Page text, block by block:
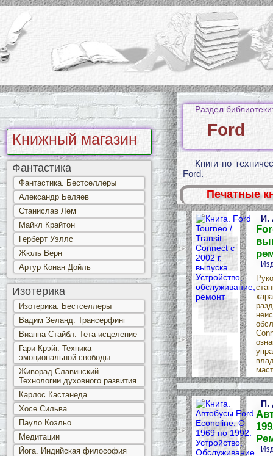
Книжный магазин
Фантастика
Фантастика. Бестселлеры
Александр Беляев
Станислав Лем
Майкл Крайтон
Герберт Уэллс
Жюль Верн
Артур Конан Дойль
Изотерика
Изотерика. Бестселлеры
Вадим Зеланд. Трансерфинг
Вианна Стайбл. Тета-исцеление
Гари Крэйг. Техника
эмоциональной свободы
Живорад Славинский.
Технологии духовного развития
Карлос Кастанеда
Хосе Сильва
Пауло Коэльо
Медитации
Йога. Индийская философия
Раздел
Ford
Книги по
Ford.
Печатные
И.
П.